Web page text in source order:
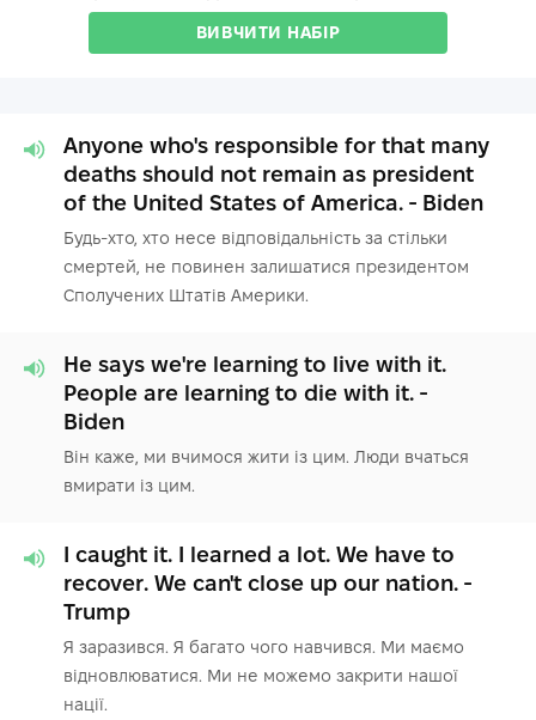
ВИВЧИТИ НАБІР
Anyone who's responsible for that many
deaths should not remain as president
of the United States of America. - Biden
Будь-хто, хто несе відповідальність за стільки
смертей, не повинен залишатися президентом
Сполучених Штатів Америки.
He says we're learning to live with it.
People are learning to die with it. -
Biden
Він каже, ми вчимося жити із цим. Люди вчаться
вмирати із цим.
I caught it. I learned a lot. We have to
recover. We can't close up our nation. -
Trump
Я заразився. Я багато чого навчився. Ми маємо
відновлюватися. Ми не можемо закрити нашої
нації.